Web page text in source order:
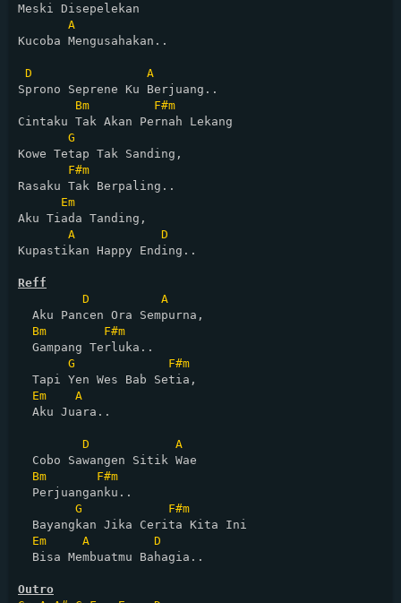
Meski Disepelekan
A
Kucoba Mengusahakan..
D
A
Sprono Seprene Ku Berjuang..
Bm
F#m
Cintaku Tak Akan Pernah Lekang
G
Kowe Tetap Tak Sanding,
F#m
Rasaku Tak Berpaling..
Em
Aku Tiada Tanding,
A
D
Kupastikan Happy Ending..
Reff
D
A
  Aku Pancen Ora Sempurna,
Bm
F#m
  Gampang Terluka..
G
F#m
  Tapi Yen Wes Bab Setia,
Em
A
  Aku Juara..
D
A
  Cobo Sawangen Sitik Wae
Bm
F#m
  Perjuanganku..
G
F#m
  Bayangkan Jika Cerita Kita Ini
Em
A
D
  Bisa Membuatmu Bahagia..
Outro